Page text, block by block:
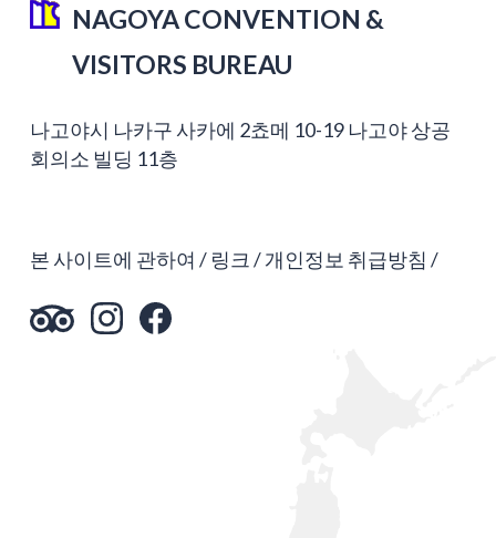
NAGOYA CONVENTION &
VISITORS BUREAU
나고야시 나카구 사카에 2쵸메 10-19 나고야 상공
회의소 빌딩 11층
본 사이트에 관하여 링크 개인정보 취급방침